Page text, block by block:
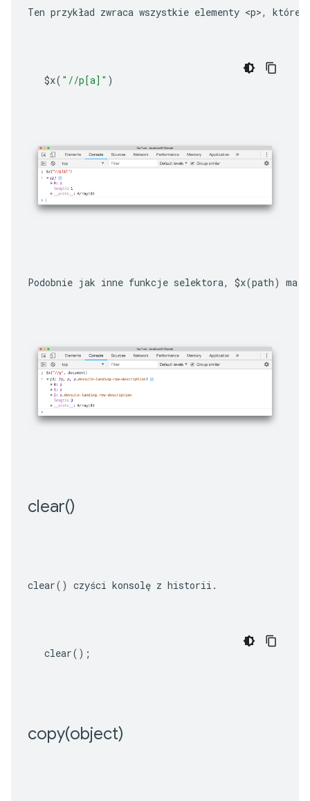
Ten przykład zwraca wszystkie elementy <p>, które
$x( "//p[a]" )
Podobnie jak inne funkcje selektora, $x(path) ma
clear()
clear() czyści konsolę z historii.
clear();
copy(object)